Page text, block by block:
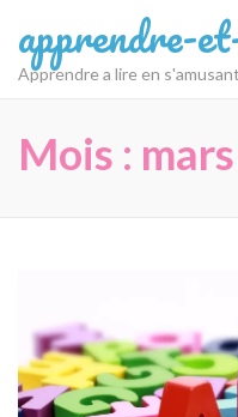
au
contenu
apprendre-
Apprendre a lire en s'amusant
Mois :